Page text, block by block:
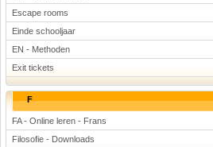
Escape rooms
Einde schooljaar
EN - Methoden
Exit tickets
F
FA - Online leren - Frans
Filosofie - Downloads